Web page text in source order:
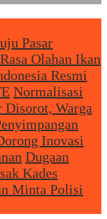
Pasar
Olahan Ikan
Resmi
Normalisasi
Warga
Inovasi
Dugaan
Kades
Minta Polisi